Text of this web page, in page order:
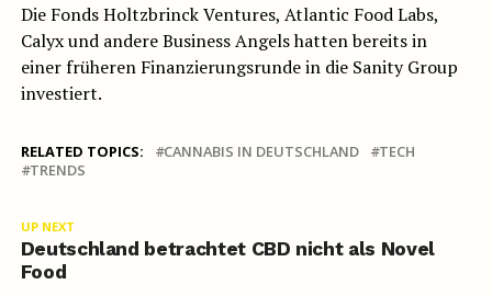
Die Fonds Holtzbrinck Ventures, Atlantic Food Labs,
Calyx und andere Business Angels hatten bereits in
einer früheren Finanzierungsrunde in die Sanity Group
investiert.
RELATED TOPICS: CANNABIS IN DEUTSCHLAND
TECH
TRENDS
UP NEXT
Deutschland betrachtet CBD nicht als Novel
Food